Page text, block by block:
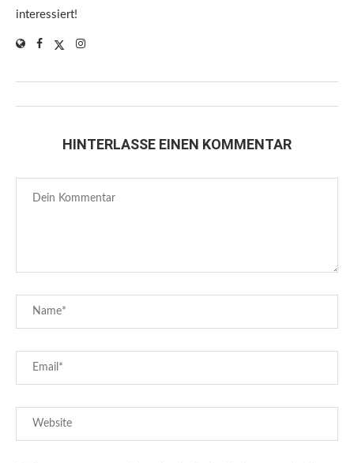
interessiert!
HINTERLASSE EINEN KOMMENTAR